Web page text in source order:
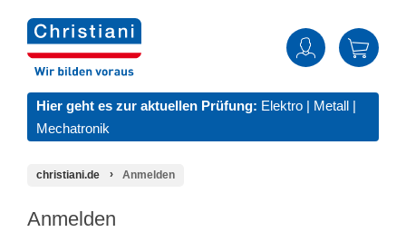
Hier geht es zur aktuellen Prüfung: Elektro | Metall |
Mechatronik
christiani.de Anmelden
Anmelden